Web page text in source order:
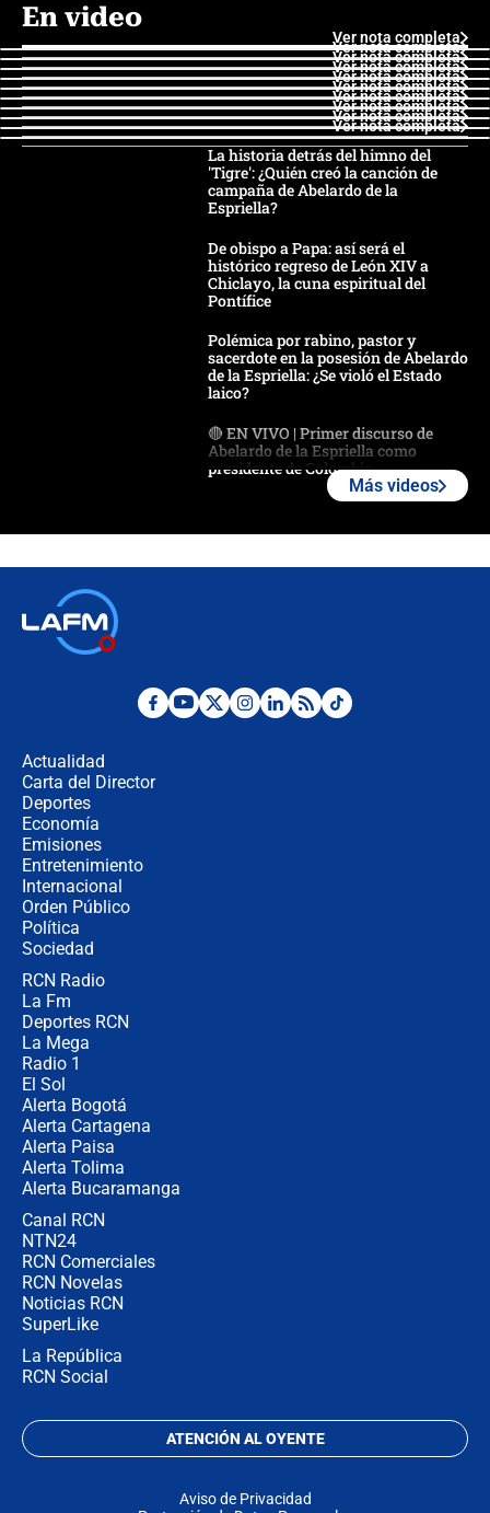
En video
Ver nota completa
Ver nota completa
Ver nota completa
Ver nota completa
Ver nota completa
Ver nota completa
Ver nota completa
Ver nota completa
Ver nota completa
Ver nota completa
La historia detrás del himno del
'Tigre': ¿Quién creó la canción de
campaña de Abelardo de la
Espriella?
De obispo a Papa: así será el
histórico regreso de León XIV a
Chiclayo, la cuna espiritual del
Pontífice
Polémica por rabino, pastor y
sacerdote en la posesión de Abelardo
de la Espriella: ¿Se violó el Estado
laico?
🔴 EN VIVO | Primer discurso de
Abelardo de la Espriella como
presidente de Colombia
Desde dermatitis hasta infecciones:
Más videos
Actualidad
Carta del Director
Deportes
Economía
Emisiones
Entretenimiento
Internacional
Orden Público
Política
Sociedad
RCN Radio
La Fm
Deportes RCN
La Mega
Radio 1
El Sol
Alerta Bogotá
Alerta Cartagena
Alerta Paisa
Alerta Tolima
Alerta Bucaramanga
Canal RCN
NTN24
RCN Comerciales
RCN Novelas
Noticias RCN
SuperLike
La República
RCN Social
ATENCIÓN AL OYENTE
Aviso de Privacidad